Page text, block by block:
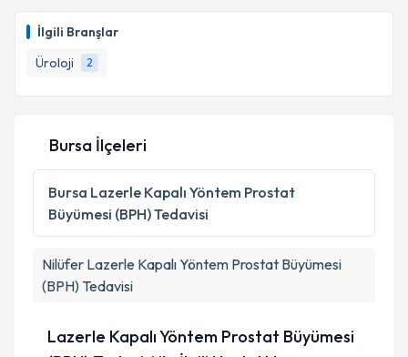
İlgili Branşlar
Üroloji
2
Bursa İlçeleri
Bursa Lazerle Kapalı Yöntem Prostat
Büyümesi (BPH) Tedavisi
Nilüfer Lazerle Kapalı Yöntem Prostat Büyümesi
(BPH) Tedavisi
Lazerle Kapalı Yöntem Prostat Büyümesi